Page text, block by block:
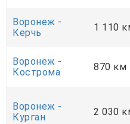
Воронеж -
Керчь
1 110
Воронеж -
Кострома
870 км
Воронеж -
Курган
2 030